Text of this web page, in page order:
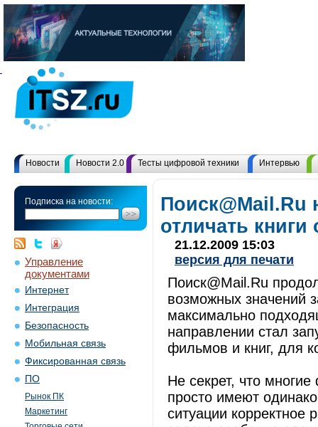
Новости Новости 2.0 Тесты цифровой техники Интервью
Подписка на новости:
Управление
документами
Интернет
Интеграция
Безопасность
Мобильная связь
Фиксированная связь
ПО
Рынок ПК
Маркетинг
Поиск@Mail.Ru
отличать
21.12.2009 15:03
версия для печати
Поиск@Mail.Ru
возможных значений
максимально
направлении стал
фильмов и книг, для
Не секрет, что
просто имеют
ситуации корректное